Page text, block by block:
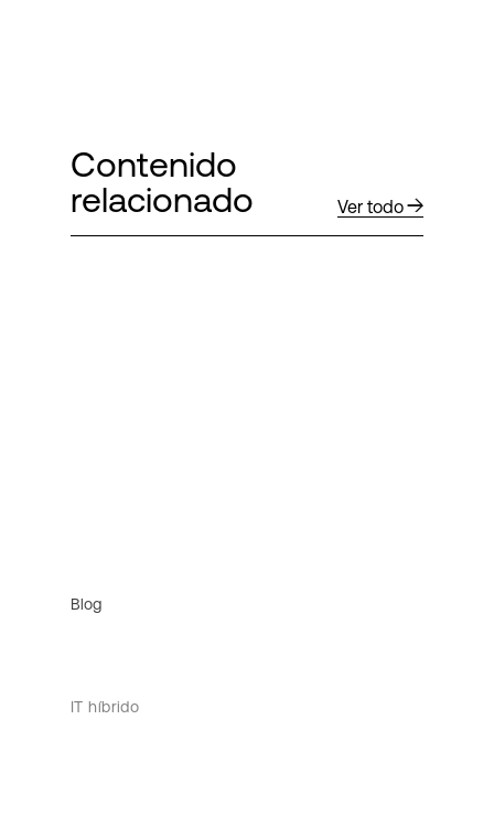
Contenido
relacionado
Ver todo
Blog
IT híbrido